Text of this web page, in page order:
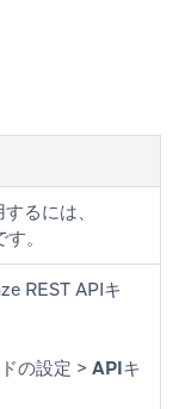
るには、
tab)
。
REST APIキ
の設定 > APIキ